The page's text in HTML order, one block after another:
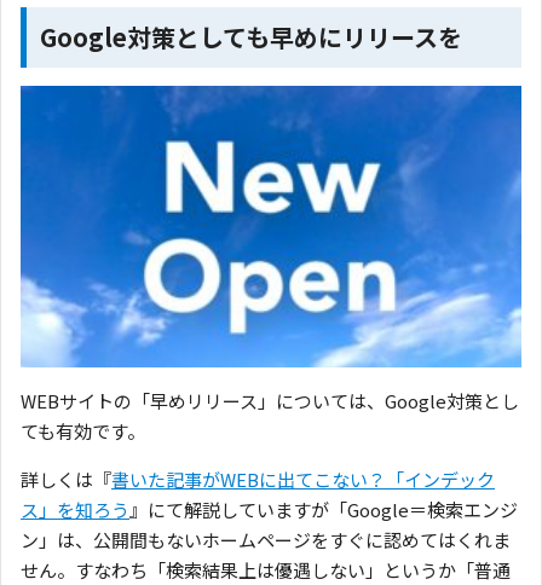
Google対策としても早めにリリースを
WEBサイトの「早めリリース」については、Google対策とし
ても有効です。
詳しくは『書いた記事がWEBに出てこない？「インデック
ス」を知ろう 』にて解説していますが「Google＝検索エンジ
ン」は、公開間もないホームページをすぐに認めてはくれま
せん。すなわち「検索結果上は優遇しない」というか「普通